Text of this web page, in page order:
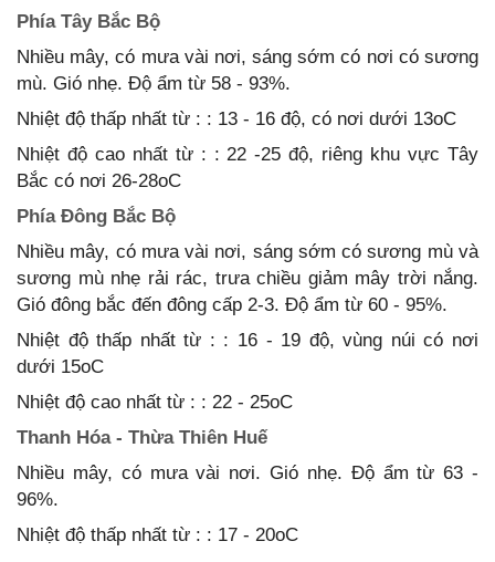
Phía Tây Bắc Bộ
Nhiều mây, có mưa vài nơi, sáng sớm có nơi có sương
mù. Gió nhẹ. Độ ẩm từ 58 - 93%.
Nhiệt độ thấp nhất từ : : 13 - 16 độ, có nơi dưới 13oC
Nhiệt độ cao nhất từ : : 22 -25 độ, riêng khu vực Tây
Bắc có nơi 26-28oC
Phía Đông Bắc Bộ
Nhiều mây, có mưa vài nơi, sáng sớm có sương mù và
sương mù nhẹ rải rác, trưa chiều giảm mây trời nắng.
Gió đông bắc đến đông cấp 2-3. Độ ẩm từ 60 - 95%.
Nhiệt độ thấp nhất từ : : 16 - 19 độ, vùng núi có nơi
dưới 15oC
Nhiệt độ cao nhất từ : : 22 - 25oC
Thanh Hóa - Thừa Thiên Huế
Nhiều mây, có mưa vài nơi. Gió nhẹ. Độ ẩm từ 63 -
96%.
Nhiệt độ thấp nhất từ : : 17 - 20oC